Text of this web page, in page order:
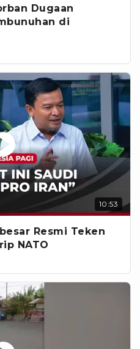
Dugaan
di
10:53
Resmi Teken
NATO